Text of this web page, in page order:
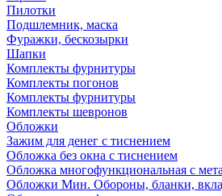
Пилотки
Подшлемник, маска
Фуражки, бескозырки
Шапки
Комплекты фурнитуры
Комплекты погонов
Комплекты фурнитуры
Комплекты шевронов
Обложки
Зажим для денег с тиснением
Обложка без окна с тиснением
Обложка многофункциональная с
Обложки Мин. Обороны, бланки,